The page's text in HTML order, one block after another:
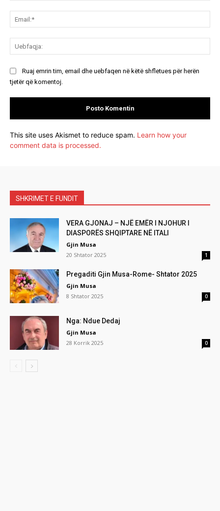
Ruaj emrin tim, email dhe uebfaqen në këtë shfletues për herën
tjetër që komentoj.
This site uses Akismet to reduce spam. Learn how your
comment data is processed.
SHKRIMET E FUNDIT
VERA GJONAJ – NJË EMËR I NJOHUR I
DIASPORËS SHQIPTARE NË ITALI
Gjin Musa
20 Shtator 2025
1
Pregaditi Gjin Musa-Rome- Shtator 2025
Gjin Musa
8 Shtator 2025
0
Nga: Ndue Dedaj
Gjin Musa
28 Korrik 2025
0